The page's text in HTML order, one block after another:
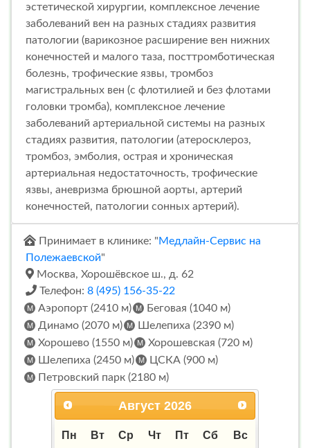
эстетической хирургии, комплексное лечение
заболеваний вен на разных стадиях развития
патологии (варикозное расширение вен нижних
конечностей и малого таза, посттромботическая
болезнь, трофические язвы, тромбоз
магистральных вен (с флотилией и без флотами
головки тромба), комплексное лечение
заболеваний артериальной системы на разных
стадиях развития, патологии (атеросклероз,
тромбоз, эмболия, острая и хроническая
артериальная недостаточность, трофические
язвы, аневризма брюшной аорты, артерий
конечностей, патологии сонных артерий).
Принимает в клинике: "Медлайн-Сервис на
Полежаевской"
Москва, Хорошёвское ш., д. 62
Телефон: 8 (495) 156-35-22
Аэропорт (2410 м)
Беговая (1040 м)
Динамо (2070 м)
Шелепиха (2390 м)
Хорошево (1550 м)
Хорошевская (720 м)
Шелепиха (2450 м)
ЦСКА (900 м)
Петровский парк (2180 м)
Август 2026
Пн Вт Ср Чт Пт Сб Вс